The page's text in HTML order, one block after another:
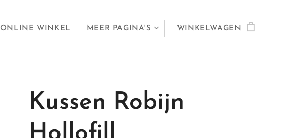
ONLINE WINKEL MEER PAGINA'S WINKELWAGEN
Kussen Robijn